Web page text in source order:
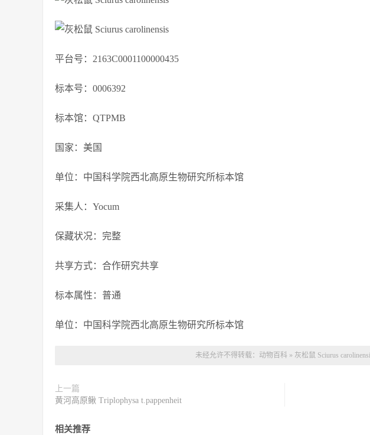
平台号：2163C0001100000435
标本号：0006392
标本馆：QTPMB
国家：美国
单位：中国科学院西北高原生物研究所标本馆
采集人：Yocum
保藏状况：完整
共享方式：合作研究共享
标本属性：普通
单位：中国科学院西北高原生物研究所标本馆
未经允许不得转载： 动物百科 » 灰松鼠 Sciurus
上一篇
黄河高原鳅 Triplophysa t.pappenheit
相关推荐